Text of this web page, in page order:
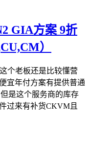
GIA方案 9折
）
个老板还是比较懂营
宜年付方案有提供普通
是这个服务商的库存
过来有补货CKVM且